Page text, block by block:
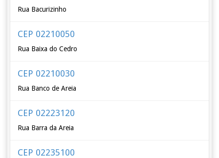
Rua Bacurizinho
CEP 02210050
Rua Baixa do Cedro
CEP 02210030
Rua Banco de Areia
CEP 02223120
Rua Barra da Areia
CEP 02235100